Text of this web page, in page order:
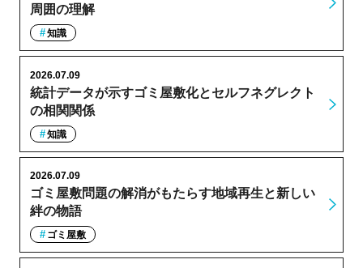
周囲の理解
知識
統計データが示すゴミ屋敷化とセルフネグレクト
の相関関係
2026.07.09
知識
ゴミ屋敷問題の解消がもたらす地域再生と新しい
絆の物語
2026.07.09
ゴミ屋敷